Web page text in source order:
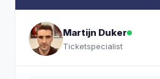
Martijn Duker
Ticketspecialist